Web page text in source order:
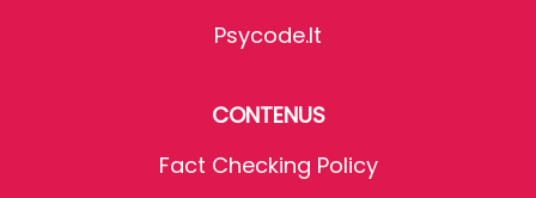
Psycode.it
CONTENUS
Fact Checking Policy